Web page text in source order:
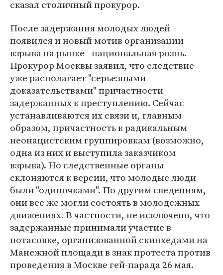
сказал столичный прокурор.
После задержания молодых людей
появился и новый мотив организации
взрыва на рынке - национальная рознь.
Прокурор Москвы заявил, что следствие
уже располагает "серьезными
доказательствами" причастности
задержанных к преступлению. Сейчас
устанавливаются их связи и, главным
образом, причастность к радикальным
неонацистским группировкам (возможно,
одна из них и выступила заказчиком
взрыва). Но следственные органы
склоняются к версии, что молодые люди
были "одиночками". По другим сведениям,
они все же могли состоять в молодежных
движениях. В частности, не исключено, что
задержанные принимали участие в
потасовке, организованной скинхедами на
Манежной площади в знак протеста против
проведения в Москве гей-парада 26 мая.